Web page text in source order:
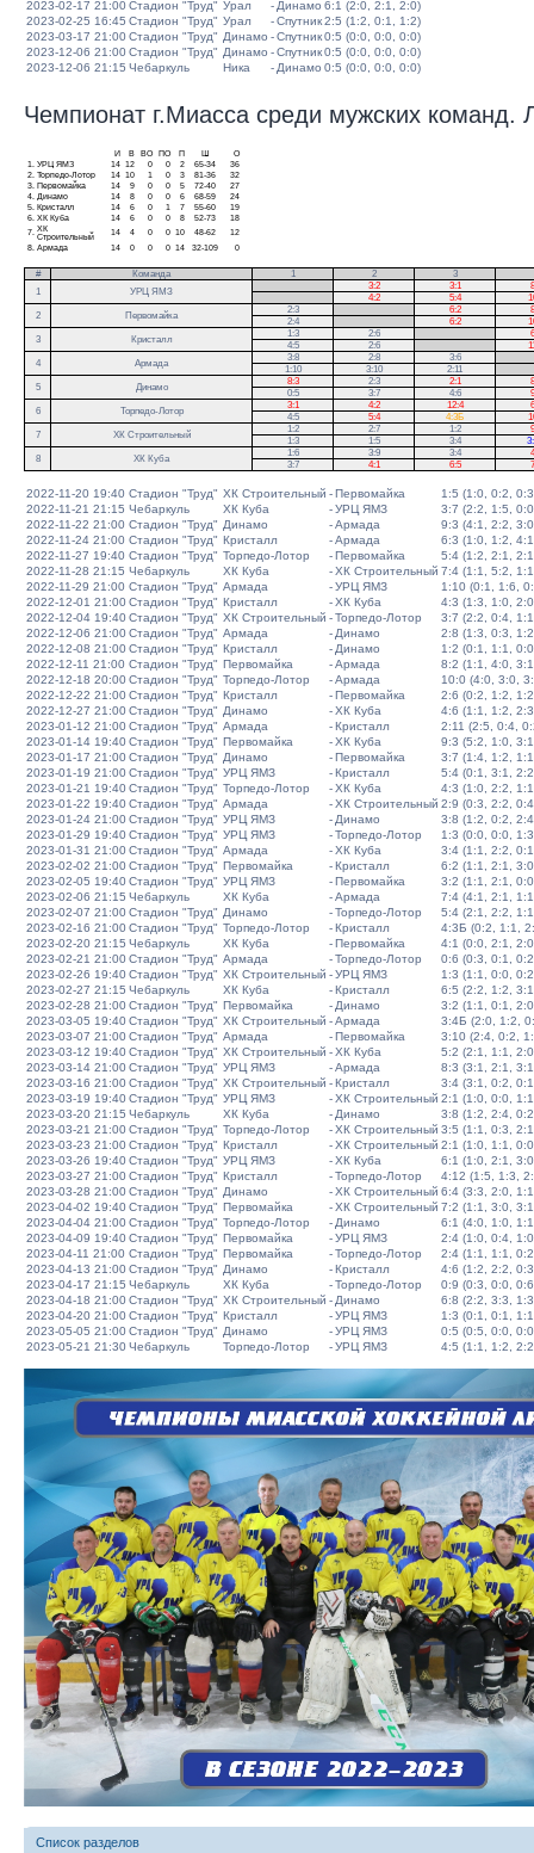
2023-02-17 21:00Стадион "Труд" Урал - Динамо 6:1 (2:0, 2:1, 2:0)
2023-02-25 16:45 Стадион "Труд" Урал -Спутник2:5 (1:2, 0:1, 1:2)
2023-03-17 21:00Стадион "Труд" Динамо -Спутник0:5 (0:0, 0:0, 0:0)
2023-12-06 21:00Стадион "Труд" Динамо -Спутник0:5 (0:0, 0:0, 0:0)
2023-12-06 21:15 Чебаркуль Ника - Динамо 0:5 (0:0, 0:0, 0:0)
Чемпионат г.Миасса среди мужских команд.
И В ВО ПО П
О
1.
УРЦ ЯМЗ 14 12 0 0 2 65-34
36
2. Торпедо-Лотор 14 10 1 0 3 81-36
32
3.
Первомайка 14 9 0 0 5 72-40
27
4.
Динамо 14 8 0 0 6 68-59
24
5.
Кристалл 14 6 0 1 7 55-60
19
6. ХК Куба 14 6 0 0 8 52-73
18
7. ХК
Строительный
14 4 0 0 10 48-62
12
8. Армада 14 0 0 0 14 32-109 0
# Команда 1 2 3
1
УРЦ ЯМЗ
3:2 3:1
4:2 5:4
2
Первомайка
2:3 6:2
2:4
6:2
3
Кристалл
1:3 2:6
4:5
2:6
4
Армада
3:8 2:8 3:6
1:10
3:10 2:11
5
Динамо
8:3 2:3 2:1
0:5
3:7 4:6
6
Торпедо-Лотор
3:1 4:2 12:4
4:5
5:4 4:3Б
7
ХК Строительный
1:2 2:7 1:2
1:3
1:5 3:4
8
ХК Куба
1:6 3:9 3:4
3:7
4:1 6:5
2022-11-20 19:40 Стадион "Труд" ХК Строительный -Первомайка
1:5 (1:0, 0:2,
2022-11-21 21:15 Чебаркуль ХК Куба -УРЦ ЯМЗ
3:7 (2:2, 1:5,
2022-11-22 21:00 Стадион "Труд" Динамо -Армада
9:3 (4:1, 2:2,
2022-11-24 21:00 Стадион "Труд" Кристалл -Армада
6:3 (1:0, 1:2,
2022-11-27 19:40 Стадион "Труд" Торпедо-Лотор -Первомайка
5:4 (1:2, 2:1,
2022-11-28 21:15 Чебаркуль ХК Куба -ХК Строительный 7:4 (1:1, 5:2,
2022-11-29 21:00 Стадион "Труд" Армада -УРЦ ЯМЗ
1:10 (0:1, 1:6,
2022-12-01 21:00Стадион "Труд" Кристалл -ХК Куба
4:3 (1:3, 1:0,
2022-12-04 19:40Стадион "Труд" ХК Строительный -Торпедо-Лотор
3:7 (2:2, 0:4,
2022-12-06 21:00Стадион "Труд" Армада - Динамо
2:8 (1:3, 0:3,
2022-12-08 21:00Стадион "Труд" Кристалл - Динамо
1:2 (0:1, 1:1,
2022-12-11 21:00 Стадион "Труд" Первомайка -Армада
8:2 (1:1, 4:0,
2022-12-18 20:00Стадион "Труд" Торпедо-Лотор -Армада
10:0 (4:0, 3:0,
2022-12-22 21:00Стадион "Труд" Кристалл -Первомайка
2:6 (0:2, 1:2,
2022-12-27 21:00Стадион "Труд" Динамо -ХК Куба
4:6 (1:1, 1:2,
2023-01-12 21:00Стадион "Труд" Армада -Кристалл
2:11 (2:5, 0:4,
2023-01-14 19:40Стадион "Труд" Первомайка -ХК Куба
9:3 (5:2, 1:0,
2023-01-17 21:00Стадион "Труд" Динамо -Первомайка
3:7 (1:4, 1:2,
2023-01-19 21:00Стадион "Труд" УРЦ ЯМЗ -Кристалл
5:4 (0:1, 3:1,
2023-01-21 19:40Стадион "Труд" Торпедо-Лотор -ХК Куба
4:3 (1:0, 2:2,
2023-01-22 19:40Стадион "Труд" Армада -ХК Строительный 2:9 (0:3, 2:2,
2023-01-24 21:00Стадион "Труд" УРЦ ЯМЗ - Динамо
3:8 (1:2, 0:2,
2023-01-29 19:40Стадион "Труд" УРЦ ЯМЗ -Торпедо-Лотор
1:3 (0:0, 0:0,
2023-01-31 21:00Стадион "Труд" Армада -ХК Куба
3:4 (1:1, 2:2,
2023-02-02 21:00Стадион "Труд" Первомайка -Кристалл
6:2 (1:1, 2:1,
2023-02-05 19:40Стадион "Труд" УРЦ ЯМЗ -Первомайка
3:2 (1:1, 2:1,
2023-02-06 21:15 Чебаркуль ХК Куба -Армада
7:4 (4:1, 2:1,
2023-02-07 21:00Стадион "Труд" Динамо -Торпедо-Лотор
5:4 (2:1, 2:2,
2023-02-16 21:00Стадион "Труд" Торпедо-Лотор -Кристалл
4:3Б (0:2, 1:1,
2023-02-20 21:15 Чебаркуль ХК Куба -Первомайка
4:1 (0:0, 2:1,
2023-02-21 21:00Стадион "Труд" Армада -Торпедо-Лотор
0:6 (0:3, 0:1,
2023-02-26 19:40Стадион "Труд" ХК Строительный -УРЦ ЯМЗ
1:3 (1:1, 0:0,
2023-02-27 21:15 Чебаркуль ХК Куба -Кристалл
6:5 (2:2, 1:2,
2023-02-28 21:00Стадион "Труд" Первомайка - Динамо
3:2 (1:1, 0:1,
2023-03-05 19:40Стадион "Труд" ХК Строительный -Армада
3:4Б (2:0, 1:2,
2023-03-07 21:00Стадион "Труд" Армада -Первомайка
3:10 (2:4, 0:2,
2023-03-12 19:40Стадион "Труд" ХК Строительный -ХК Куба
5:2 (2:1, 1:1,
2023-03-14 21:00Стадион "Труд" УРЦ ЯМЗ -Армада
8:3 (3:1, 2:1,
2023-03-16 21:00Стадион "Труд" ХК Строительный -Кристалл
3:4 (3:1, 0:2,
2023-03-19 19:40Стадион "Труд" УРЦ ЯМЗ -ХК Строительный 2:1 (1:0, 0:0,
2023-03-20 21:15 Чебаркуль ХК Куба - Динамо
3:8 (1:2, 2:4,
2023-03-21 21:00Стадион "Труд" Торпедо-Лотор -ХК Строительный 3:5 (1:1, 0:3,
2023-03-23 21:00Стадион "Труд" Кристалл -ХК Строительный 2:1 (1:0, 1:1,
2023-03-26 19:40Стадион "Труд" УРЦ ЯМЗ -ХК Куба
6:1 (1:0, 2:1,
2023-03-27 21:00Стадион "Труд" Кристалл -Торпедо-Лотор
4:12 (1:5, 1:3,
2023-03-28 21:00Стадион "Труд" Динамо -ХК Строительный 6:4 (3:3, 2:0,
2023-04-02 19:40Стадион "Труд" Первомайка -ХК Строительный 7:2 (1:1, 3:0,
2023-04-04 21:00Стадион "Труд" Торпедо-Лотор - Динамо
6:1 (4:0, 1:0,
2023-04-09 19:40Стадион "Труд" Первомайка -УРЦ ЯМЗ
2:4 (1:0, 0:4,
2023-04-11 21:00 Стадион "Труд" Первомайка -Торпедо-Лотор
2:4 (1:1, 1:1,
2023-04-13 21:00Стадион "Труд" Динамо -Кристалл
4:6 (1:2, 2:2,
2023-04-17 21:15 Чебаркуль ХК Куба -Торпедо-Лотор
0:9 (0:3, 0:0,
2023-04-18 21:00Стадион "Труд" ХК Строительный - Динамо
6:8 (2:2, 3:3,
2023-04-20 21:00Стадион "Труд" Кристалл -УРЦ ЯМЗ
1:3 (0:1, 0:1,
2023-05-05 21:00Стадион "Труд" Динамо -УРЦ ЯМЗ
0:5 (0:5, 0:0,
2023-05-21 21:30Чебаркуль Торпедо-Лотор -УРЦ ЯМЗ 4:5 (1:1, 1:2,
Список разделов